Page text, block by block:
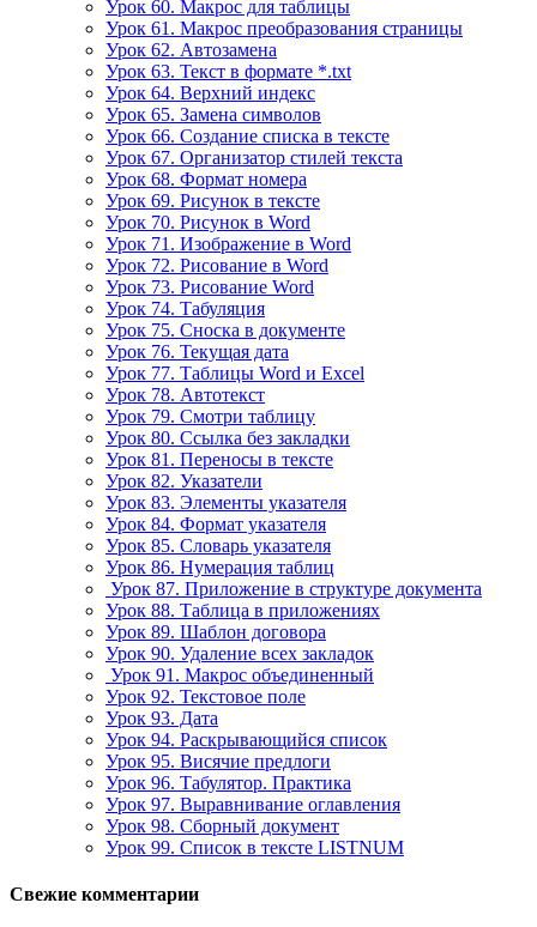
Урок 60. Макрос для таблицы
Урок 61. Макрос преобразования страницы
Урок 62. Автозамена
Урок 63. Текст в формате *.txt
Урок 64. Верхний индекс
Урок 65. Замена символов
Урок 66. Создание списка в тексте
Урок 67. Организатор стилей текста
Урок 68. Формат номера
Урок 69. Рисунок в тексте
Урок 70. Рисунок в Word
Урок 71. Изображение в Word
Урок 72. Рисование в Word
Урок 73. Рисование Word
Урок 74. Табуляция
Урок 75. Сноска в документе
Урок 76. Текущая дата
Урок 77. Таблицы Word и Excel
Урок 78. Автотекст
Урок 79. Смотри таблицу
Урок 80. Ссылка без закладки
Урок 81. Переносы в тексте
Урок 82. Указатели
Урок 83. Элементы указателя
Урок 84. Формат указателя
Урок 85. Словарь указателя
Урок 86. Нумерация таблиц
Урок 87. Приложение в структуре документа
Урок 88. Таблица в приложениях
Урок 89. Шаблон договора
Урок 90. Удаление всех закладок
Урок 91. Макрос объединенный
Урок 92. Текстовое поле
Урок 93. Дата
Урок 94. Раскрывающийся список
Урок 95. Висячие предлоги
Урок 96. Табулятор. Практика
Урок 97. Выравнивание оглавления
Урок 98. Сборный документ
Урок 99. Список в тексте LISTNUM
Свежие комментарии